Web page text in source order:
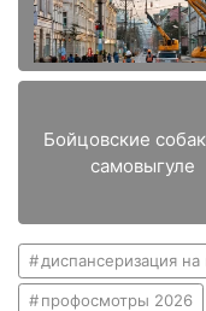
Бойцовские
самовыгуле
диспансеризация на
профосмотры 2026